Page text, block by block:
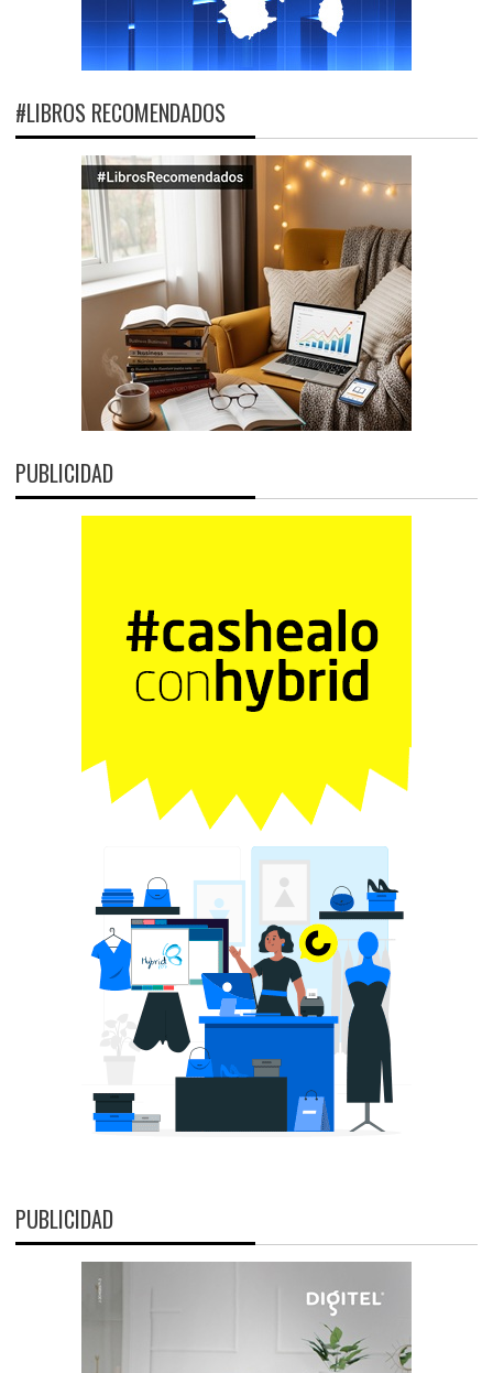
#LIBROS RECOMENDADOS
PUBLICIDAD
PUBLICIDAD